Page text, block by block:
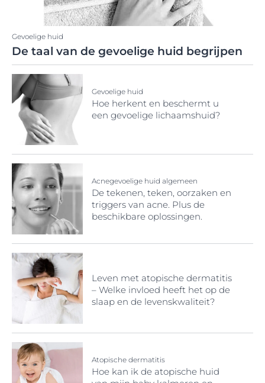
Gevoelige huid
De taal van de gevoelige huid begrijpen
Gevoelige huid
Hoe herkent en beschermt u
een gevoelige lichaamshuid?
Acnegevoelige huid algemeen
De tekenen, teken, oorzaken en
triggers van acne. Plus de
beschikbare oplossingen.
Leven met atopische dermatitis
– Welke invloed heeft het op de
slaap en de levenskwaliteit?
Atopische dermatitis
Hoe kan ik de atopische huid